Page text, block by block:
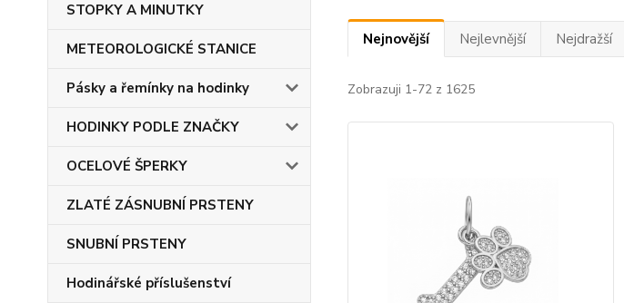
STOPKY A MINUTKY
METEOROLOGICKÉ STANICE
Pásky a řemínky na hodinky
HODINKY PODLE ZNAČKY
OCELOVÉ ŠPERKY
ZLATÉ ZÁSNUBNÍ PRSTENY
SNUBNÍ PRSTENY
Hodinářské příslušenství
Nejnovější Nejlevnější Nejdražší
Zobrazuji 1-72 z 1625